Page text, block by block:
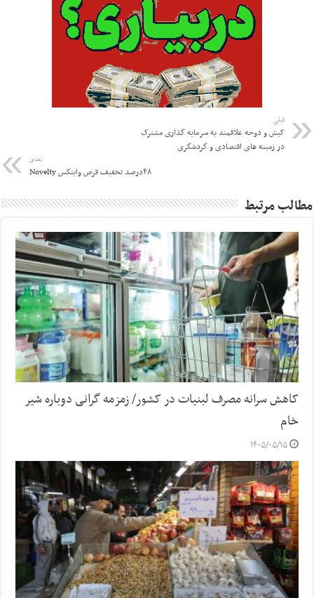
قبلی
کیش و دوحه علاقمند به سرمایه گذاری مشترک
در زمینه های اقتصادی و گردشگری
بعدی
۴۸درصد تخفیف قرص وایتکس Novelty
مطالب مرتبط
کاهش سرانه مصرف لبنیات در کشور/ زمزمه گرانی دوباره شیر
خام
۱۴۰۵/۰۵/۱۵